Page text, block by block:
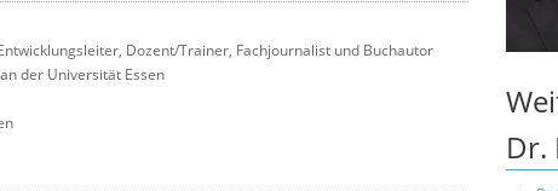
Dozent/Trainer, Fachjournalist und Buchautor
der Universität Essen
Dr.